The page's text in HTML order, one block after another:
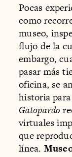
Pocas
como
museo,
flujo de la
embargo,
pasar más
oficina, se
historia
Gatopardo
virtuales
que
línea.